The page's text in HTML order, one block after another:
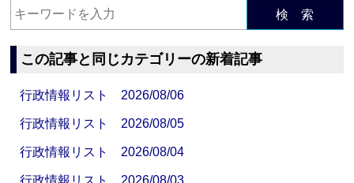
検 索
この記事と同じカテゴリーの新着記事
行政情報リスト 2026/08/06
行政情報リスト 2026/08/05
行政情報リスト 2026/08/04